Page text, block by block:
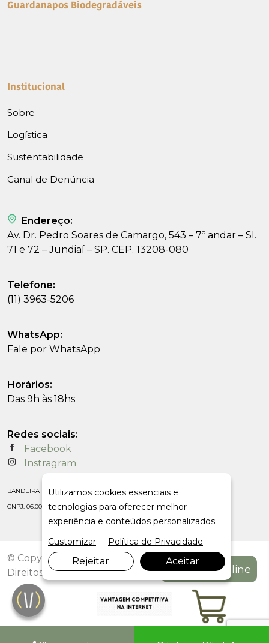
Guardanapos Biodegradáveis
Institucional
Sobre
Logística
Sustentabilidade
Canal de Denúncia
Endereço:
Av. Dr. Pedro Soares de Camargo, 543 – 7º andar – Sl.
71 e 72 – Jundiaí – SP. CEP. 13208-080
Telefone:
(11) 3963-5206
WhatsApp:
Fale por WhatsApp
Horários:
Das 9h às 18hs
Redes sociais:
Facebook
Instragram
BANDEIRA IMPORTACAO E COMERCIO LTDA
CNPJ: 06.009.844/0001-80
© Copyright 2026. DIVIA Marketing Digital. Todos os
Direitos Reservados
Compre On-line
Utilizamos cookies essenciais e
tecnologias para oferecer melhor
experiência e conteúdos personalizados.
Customizar
Política de Privacidade
Rejeitar Aceitar